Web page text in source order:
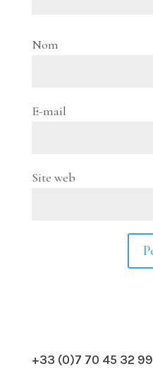
Nom
E-mail
Site web
+33 (0)7 70 45 32 99